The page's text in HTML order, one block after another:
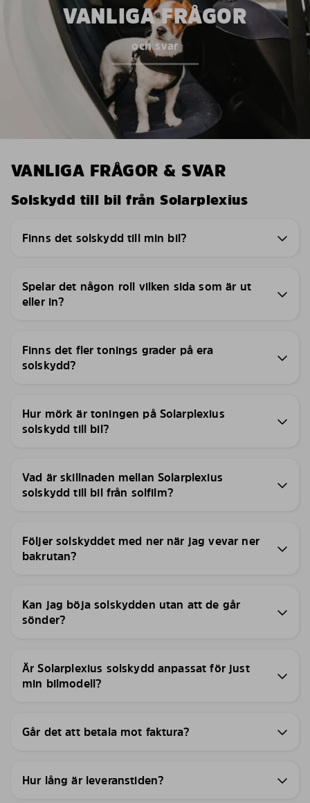
VANLIGA FRÅGOR
och svar
VANLIGA FRÅGOR & SVAR
Solskydd till bil från Solarplexius
Finns det solskydd till min bil?
Spelar det någon roll vilken sida som är ut
eller in?
Finns det fler tonings grader på era
solskydd?
Hur mörk är toningen på Solarplexius
solskydd till bil?
Vad är skillnaden mellan Solarplexius
solskydd till bil från solfilm?
Följer solskyddet med ner när jag vevar ner
bakrutan?
Kan jag böja solskydden utan att de går
sönder?
Är Solarplexius solskydd anpassat för just
min bilmodell?
Går det att betala mot faktura?
Hur lång är leveranstiden?